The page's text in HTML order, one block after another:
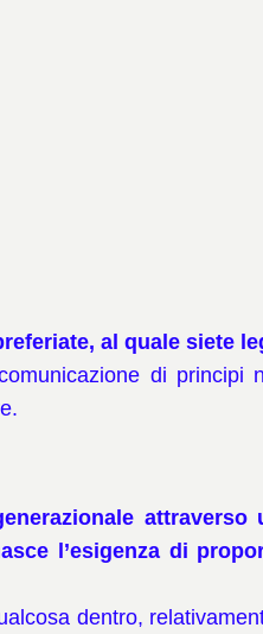
al quale siete
di principi
l’esigenza di
dentro,